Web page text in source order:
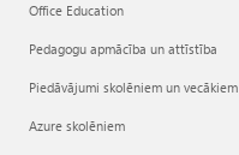
Office Education
Pedagogu apmācība un attīstība
Piedāvājumi skolēniem un vecākiem
Azure skolēniem